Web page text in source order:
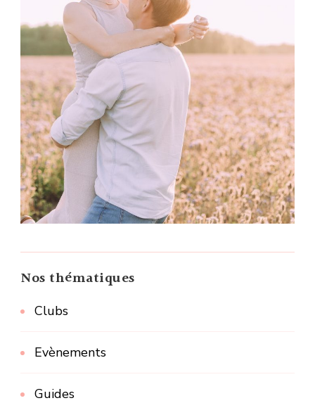
Nos thématiques
Clubs
Evènements
Guides